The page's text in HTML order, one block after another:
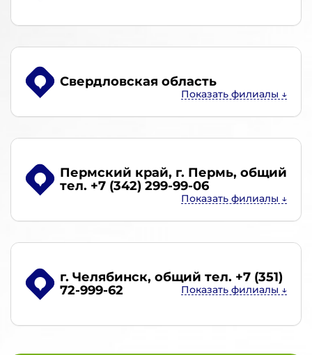
Свердловская область
Пермский край, г. Пермь, общий
тел. +7 (342) 299-99-06
г. Челябинск, общий тел. +7 (351)
72-999-62